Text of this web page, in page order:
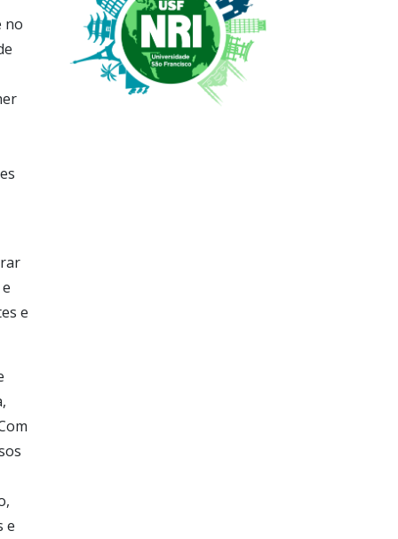
no
e
e